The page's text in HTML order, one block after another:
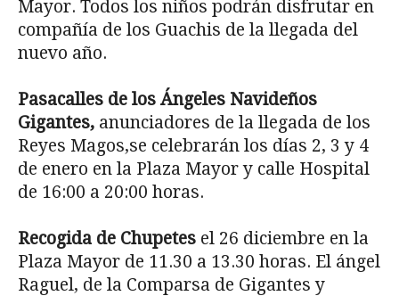
Mayor. Todos los niños podrán disfrutar en
compañía de los Guachis de la llegada del
nuevo año.
Pasacalles de los Ángeles Navideños
Gigantes, anunciadores de la llegada de los
Reyes Magos,se celebrarán los días 2, 3 y 4
de enero en la Plaza Mayor y calle Hospital
de 16:00 a 20:00 horas.
Recogida de Chupetes el 26 diciembre en la
Plaza Mayor de 11.30 a 13.30 horas. El ángel
Raguel, de la Comparsa de Gigantes y